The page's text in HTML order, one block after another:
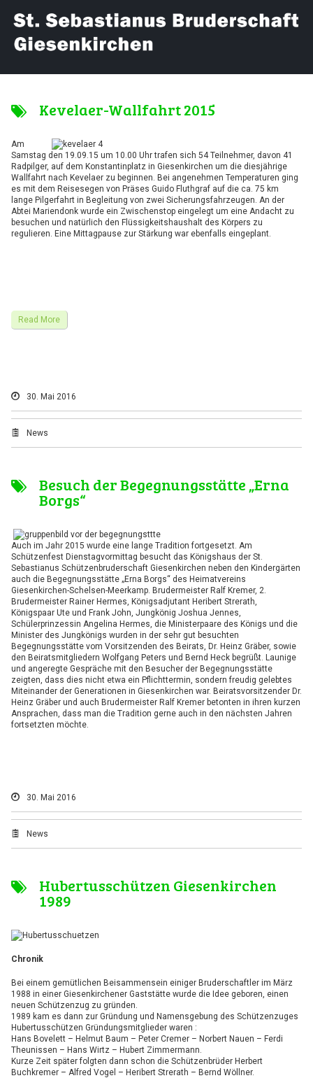
Kevelaer-Wallfahrt 2015
Am
Samstag den 19.09.15 um 10.00 Uhr trafen sich 54 Teilnehmer, davon 41
Radpilger, auf dem Konstantinplatz in Giesenkirchen um die diesjährige
Wallfahrt nach Kevelaer zu beginnen. Bei angenehmen Temperaturen ging
es mit dem Reisesegen von Präses Guido Fluthgraf auf die ca. 75 km
lange Pilgerfahrt in Begleitung von zwei Sicherungsfahrzeugen. An der
Abtei Mariendonk wurde ein Zwischenstop eingelegt um eine Andacht zu
besuchen und natürlich den Flüssigkeitshaushalt des Körpers zu
regulieren. Eine Mittagpause zur Stärkung war ebenfalls eingeplant.
Read More
30. Mai 2016
News
Besuch der Begegnungsstätte „Erna
Borgs“
Auch im Jahr 2015 wurde eine lange Tradition fortgesetzt. Am
Schützenfest Dienstagvormittag besucht das Königshaus der St.
Sebastianus Schützenbruderschaft Giesenkirchen neben den Kindergärten
auch die Begegnungsstätte „Erna Borgs“ des Heimatvereins
Giesenkirchen-Schelsen-Meerkamp. Brudermeister Ralf Kremer, 2.
Brudermeister Rainer Hermes, Königsadjutant Heribert Strerath,
Königspaar Ute und Frank John, Jungkönig Joshua Jennes,
Schülerprinzessin Angelina Hermes, die Ministerpaare des Königs und die
Minister des Jungkönigs wurden in der sehr gut besuchten
Begegnungsstätte vom Vorsitzenden des Beirats, Dr. Heinz Gräber, sowie
den Beiratsmitgliedern Wolfgang Peters und Bernd Heck begrüßt. Launige
und angeregte Gespräche mit den Besucher der Begegnungsstätte
zeigten, dass dies nicht etwa ein Pflichttermin, sondern freudig gelebtes
Miteinander der Generationen in Giesenkirchen war. Beiratsvorsitzender Dr.
Heinz Gräber und auch Brudermeister Ralf Kremer betonten in ihren kurzen
Ansprachen, dass man die Tradition gerne auch in den nächsten Jahren
fortsetzten möchte.
30. Mai 2016
News
Hubertusschützen Giesenkirchen
1989
Chronik
Bei einem gemütlichen Beisammensein einiger Bruderschaftler im März
1988 in einer Giesenkirchener Gaststätte wurde die Idee geboren, einen
neuen Schützenzug zu gründen.
1989 kam es dann zur Gründung und Namensgebung des Schützenzuges
Hubertusschützen Gründungsmitglieder waren :
Hans Bovelett – Helmut Baum – Peter Cremer – Norbert Nauen – Ferdi
Theunissen – Hans Wirtz – Hubert Zimmermann.
Kurze Zeit später folgten dann schon die Schützenbrüder Herbert
Buchkremer – Alfred Vogel – Heribert Strerath – Bernd Wöllner.